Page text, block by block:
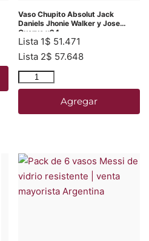
Vaso Chupito Absolut Jack
Daniels Jhonie Walker y Jose
Cuervo x24
Lista 1$ 51.471
Lista 2$ 57.648
Agregar